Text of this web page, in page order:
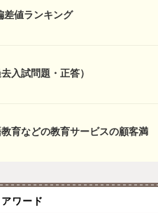
差値ランキング
入試問題・正答）
教育などの教育サービスの顧客満
ワード